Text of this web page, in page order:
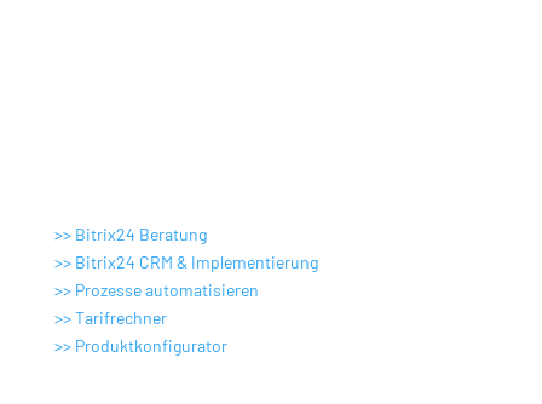
>> Bitrix24 Beratung
>> Bitrix24 CRM & Implementierung
>> Prozesse automatisieren
>>Tarifrechner
>> Produktkonfigurator